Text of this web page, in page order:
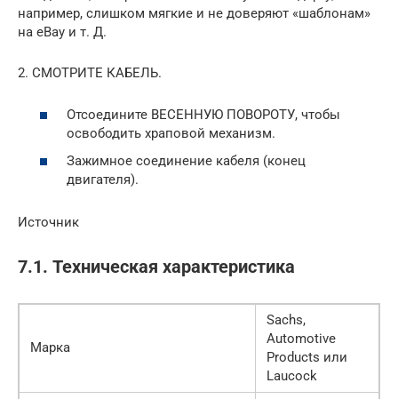
например, слишком мягкие и не доверяют «шаблонам»
на eBay и т. Д.
2. СМОТРИТЕ КАБЕЛЬ.
Отсоедините ВЕСЕННУЮ ПОВОРОТУ, чтобы
освободить храповой механизм.
Зажимное соединение кабеля (конец
двигателя).
Источник
7.1. Техническая характеристика
Марка
Sachs,
Automotive
Products или
Laucock